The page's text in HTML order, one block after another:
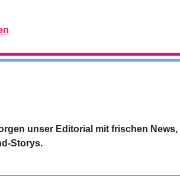
unser Editorial mit frischen News,
Storys.